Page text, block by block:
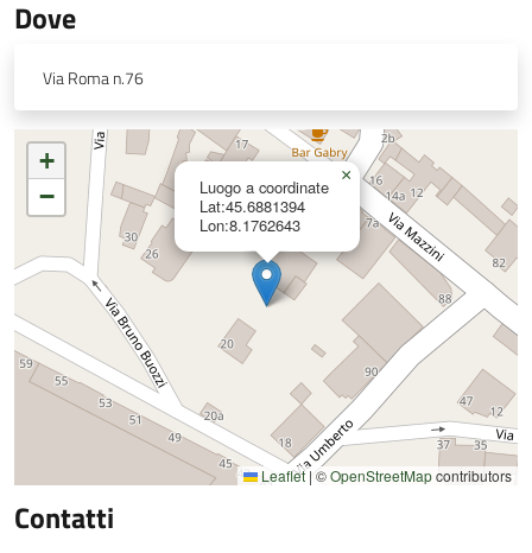
Dove
Via Roma n.76
Luogo a coordinate
Lat:45.6881394
Lon:8.1762643
×
+
−
Leaflet | ©OpenStreetMapcontributors
Contatti